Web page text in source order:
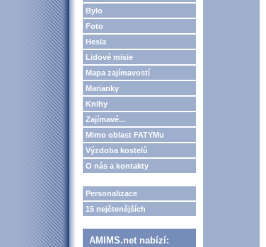
Bylo
Foto
Hesla
Lidové misie
Mapa zajímavostí
Marianky
Knihy
Zajímavé...
Mimo oblast FATYMu
Výzdoba kostelů
O nás a kontakty
Personalizace
15 nejčtenějších
AMIMS.net nabízí: